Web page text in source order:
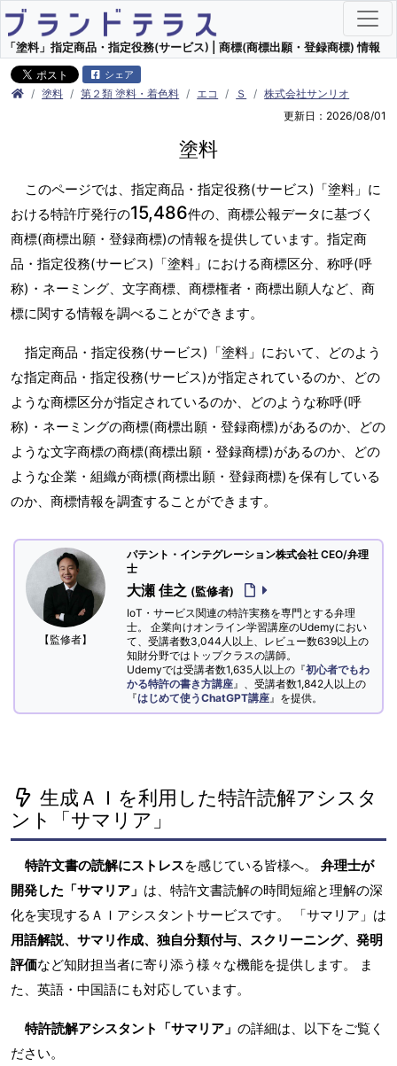
「塗料」指定商品・指定役務(サービス) | 商標(商標出願・登録商標) 情報
シェア
塗料 第２類 塗料・着色料 エコ Ｓ
株式会社サンリオ
更新日：2026/08/01
塗料
このページでは、指定商品・指定役務(サービス)「塗料」に
おける特許庁発行の15,486件の、商標公報データに基づく
商標(商標出願・登録商標)の情報を提供しています。指定商
品・指定役務(サービス)「塗料」における商標区分、称呼(呼
称)・ネーミング、文字商標、商標権者・商標出願人など、商
標に関する情報を調べることができます。
指定商品・指定役務(サービス)「塗料」において、どのよう
な指定商品・指定役務(サービス)が指定されているのか、どの
ような商標区分が指定されているのか、どのような称呼(呼
称)・ネーミングの商標(商標出願・登録商標)があるのか、どの
ような文字商標の商標(商標出願・登録商標)があるのか、どの
ような企業・組織が商標(商標出願・登録商標)を保有している
のか、商標情報を調査することができます。
【監修者】
パテント・インテグレーション株式会社 CEO/弁理
士
大瀬 佳之 (監修者)
IoT・サービス関連の特許実務を専門とする弁理
士。 企業向けオンライン学習講座のUdemyにおい
て、受講者数3,044人以上、レビュー数639以上の
知財分野ではトップクラスの講師。
Udemyでは受講者数1,635人以上の『初心者でもわ
かる特許の書き方講座 』、受講者数1,842人以上の
『はじめて使うChatGPT講座 』を提供。
生成ＡＩを利用した特許読解アシスタ
ント「サマリア」
特許文書の読解にストレスを感じている皆様へ。 弁理士が
開発した「サマリア」 は、特許文書読解の時間短縮と理解の深
化を実現するＡＩアシスタントサービスです。 「サマリア」は
用語解説、サマリ作成、独自分類付与、スクリーニング、発明
評価など知財担当者に寄り添う様々な機能を提供します。 ま
た、英語・中国語にも対応しています。
特許読解アシスタント「サマリア」 の詳細は、以下をご覧く
ださい。